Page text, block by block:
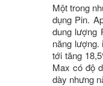
Một trong
dụng Pin.
dung lượng
năng
tới tăng
Max có độ
dày nhưng